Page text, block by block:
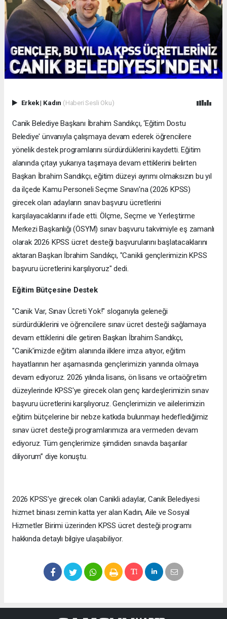
Erkek| Kadın (Haberi Sesli Oku)
Canik Belediye Başkanı İbrahim Sandıkçı, ‘Eğitim Dostu
Belediye' ünvanıyla çalışmaya devam ederek öğrencilere
yönelik destek programlarını sürdürdüklerini kaydetti. Eğitim
alanında çıtayı yukarıya taşımaya devam ettiklerini belirten
Başkan İbrahim Sandıkçı, eğitim düzeyi ayrımı olmaksızın bu yıl
da ilçede Kamu Personeli Seçme Sınavı'na (2026 KPSS)
girecek olan adayların sınav başvuru ücretlerini
karşılayacaklarını ifade etti. Ölçme, Seçme ve Yerleştirme
Merkezi Başkanlığı (ÖSYM) sınav başvuru takvimiyle eş zamanlı
olarak 2026 KPSS ücret desteği başvurularını başlatacaklarını
aktaran Başkan İbrahim Sandıkçı, "Canikli gençlerimizin KPSS
başvuru ücretlerini karşılıyoruz" dedi.
Eğitim Bütçesine Destek
"Canik Var, Sınav Ücreti Yok!" sloganıyla geleneği
sürdürdüklerini ve öğrencilere sınav ücret desteği sağlamaya
devam ettiklerini dile getiren Başkan İbrahim Sandıkçı,
"Canik'imizde eğitim alanında ilklere imza atıyor, eğitim
hayatlarının her aşamasında gençlerimizin yanında olmaya
devam ediyoruz. 2026 yılında lisans, ön lisans ve ortaöğretim
düzeylerinde KPSS'ye girecek olan genç kardeşlerimizin sınav
başvuru ücretlerini karşılıyoruz. Gençlerimizin ve ailelerimizin
eğitim bütçelerine bir nebze katkıda bulunmayı hedeflediğimiz
sınav ücret desteği programlarımıza ara vermeden devam
ediyoruz. Tüm gençlerimize şimdiden sınavda başarılar
diliyorum” diye konuştu.
2026 KPSS'ye girecek olan Canikli adaylar, Canik Belediyesi
hizmet binası zemin katta yer alan Kadın, Aile ve Sosyal
Hizmetler Birimi üzerinden KPSS ücret desteği programı
hakkında detaylı bilgiye ulaşabiliyor.